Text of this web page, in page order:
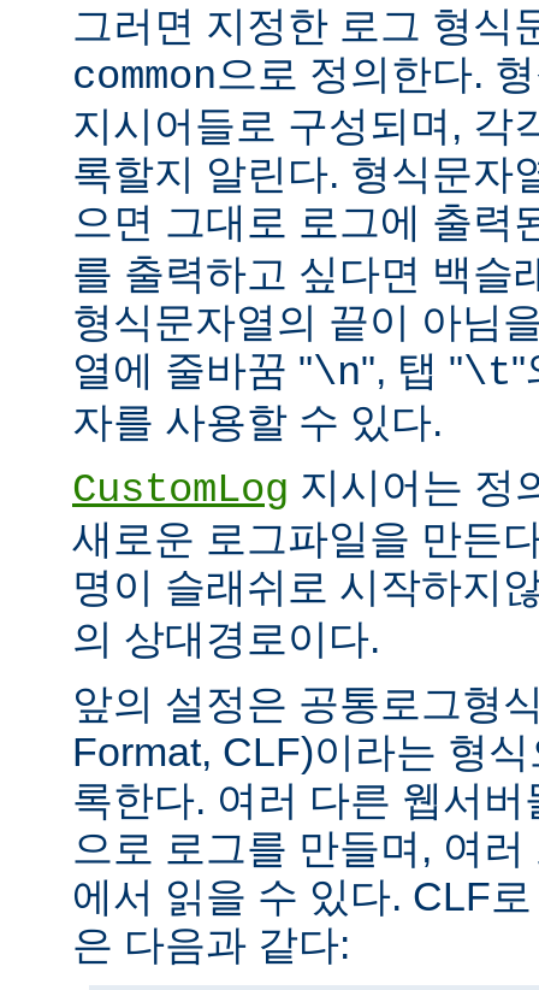
그러면 지정한 로그 형식
common으로 정의한다.
지시어들로 구성되며, 각
록할지 알린다. 형식문자
으면 그대로 로그에 출력
를 출력하고 싶다면 백슬
형식문자열의 끝이 아님
열에 줄바꿈 "\n", 탭 "\t"
자를 사용할 수 있다.
CustomLog 지시어는 정
새로운 로그파일을 만든
명이 슬래쉬로 시작하지
의 상대경로이다.
앞의 설정은 공통로그형
Format, CLF)이라는 형
록한다. 여러 다른 웹서
으로 로그를 만들며, 여
에서 읽을 수 있다. CLF
은 다음과 같다: